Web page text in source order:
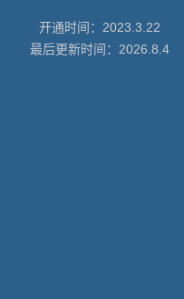
开通时间： 2023 3 22
最后更新时间： 2026 8 4